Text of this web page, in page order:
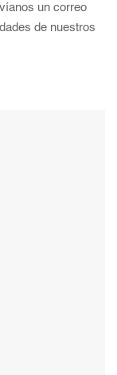
un correo
de nuestros